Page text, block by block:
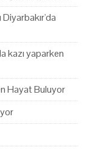
kazı yaparken
Hayat Buluyor